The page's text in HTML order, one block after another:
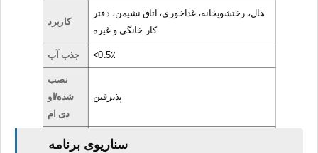
کاربرد
هال، رختشویخانه، غذاخوری، اتاق نشیمن، دفتر
کار خانگی و غیره
جذب آب <0.5٪
نصب
شده/او
دی ام
پذیرفتن
بسته
جعبه چوبی قابل حمل، پالتسناریوی برنامه